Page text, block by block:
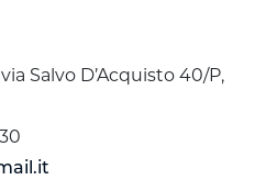
Salvo D’Acquisto 40/P,